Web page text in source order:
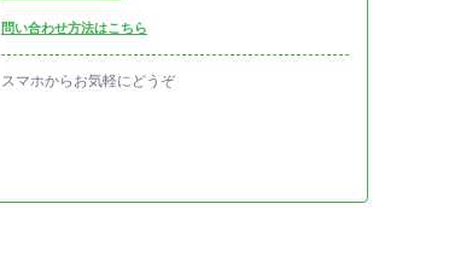
問い合わせ方法はこちら
スマホからお気軽にどうぞ